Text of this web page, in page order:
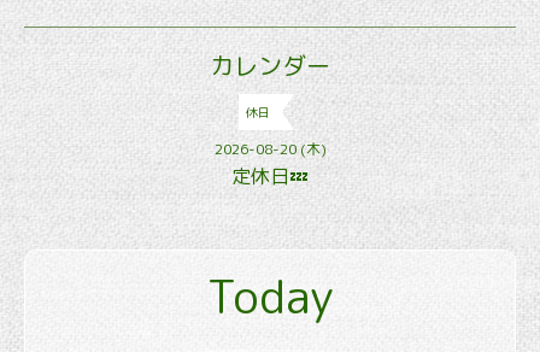
カレンダー
休日
2026-08-20 (木)
定休日💤
Today